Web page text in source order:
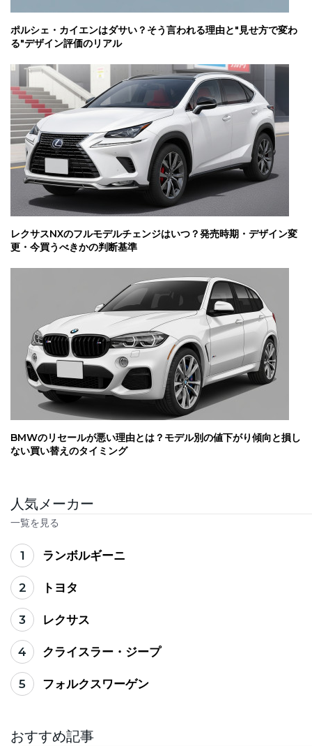
ポルシェ・カイエンはダサい？そう言われる理由と"見せ方で変わ
る"デザイン評価のリアル
レクサスNXのフルモデルチェンジはいつ？発売時期・デザイン変
更・今買うべきかの判断基準
BMWのリセールが悪い理由とは？モデル別の値下がり傾向と損し
ない買い替えのタイミング
人気メーカー
一覧を見る
1 ランボルギーニ
2 トヨタ
3 レクサス
4 クライスラー・ジープ
5 フォルクスワーゲン
おすすめ記事